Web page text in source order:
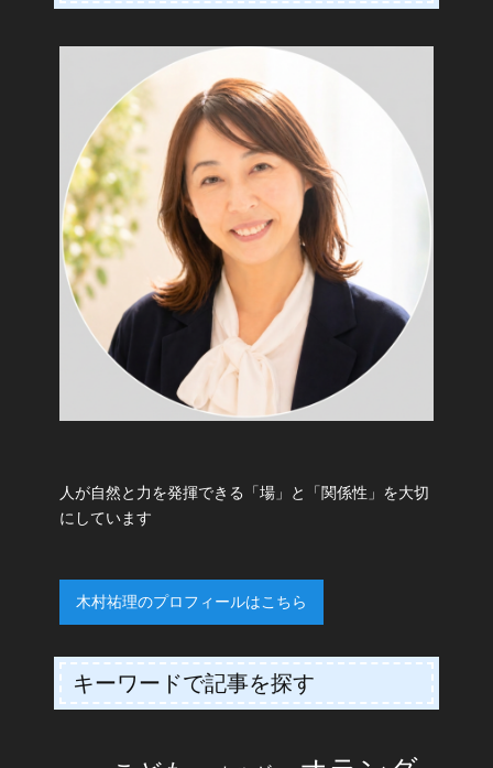
人が自然と力を発揮できる「場」と「関係性」を大切
にしています
木村祐理のプロフィールはこちら
キーワードで記事を探す